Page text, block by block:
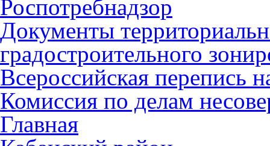
Роспотребнадзор
Документы
градостроительного
Всероссийская перепись
Комиссия по делам
Главная